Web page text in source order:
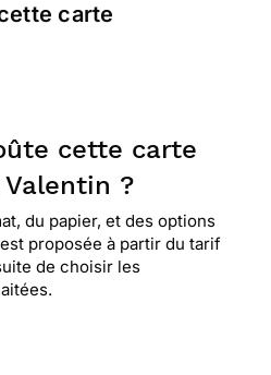
carte
cette carte
?
du papier, et des options
proposée à partir du tarif
de choisir les